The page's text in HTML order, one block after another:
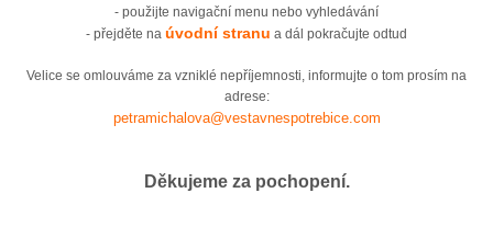
- použijte navigační menu nebo vyhledávání
- přejděte na úvodní stranu a dál pokračujte odtud
Velice se omlouváme za vzniklé nepříjemnosti, informujte o tom prosím na
adrese:
petramichalova@vestavnespotrebice.com
Děkujeme za pochopení.